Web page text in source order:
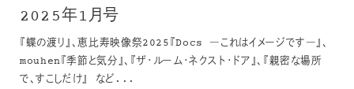
2025年1月号
『蝶の渡り』、恵比寿映像祭2025『Docs ―これはイメージです―』、
mouhen『季節と気分』、『ザ・ルーム・ネクスト・ドア』、『親密な場所
で、すこしだけ』 など...